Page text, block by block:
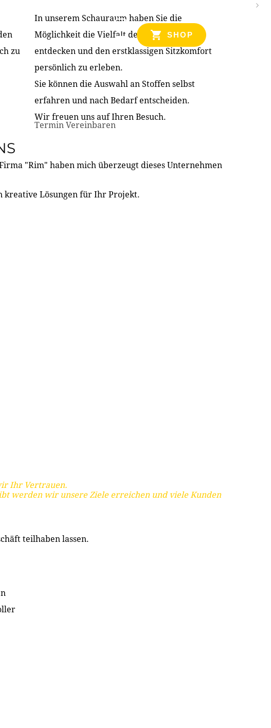
REFERENZEN
SHOP
zu
In unserem Schauraum haben Sie die
Möglichkeit die Vielfalt der Produkte zu
entdecken und den erstklassigen Sitzkomfort
persönlich zu erleben.
Sie können die Auswahl an Stoffen selbst
erfahren und nach Bedarf entscheiden.
Wir freuen uns auf Ihren Besuch.
Termin Vereinbaren
"Rim" haben mich überzeugt dieses Unternehmen
kreative Lösungen für Ihr Projekt.
Ihr Vertrauen.
werden wir unsere Ziele erreichen und viele Kunden
teilhaben lassen.